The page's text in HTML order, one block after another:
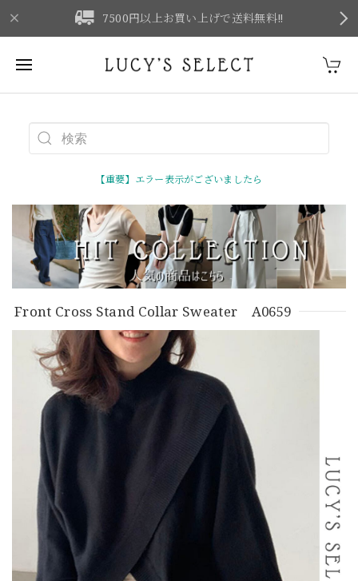
7500円以上お買い上げで送料無料‼
【重要】エラー表示がございましたら
Front Cross Stand Collar Sweater A0659